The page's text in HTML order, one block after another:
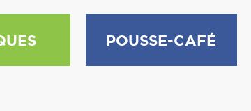
POUSSE-CAFÉ